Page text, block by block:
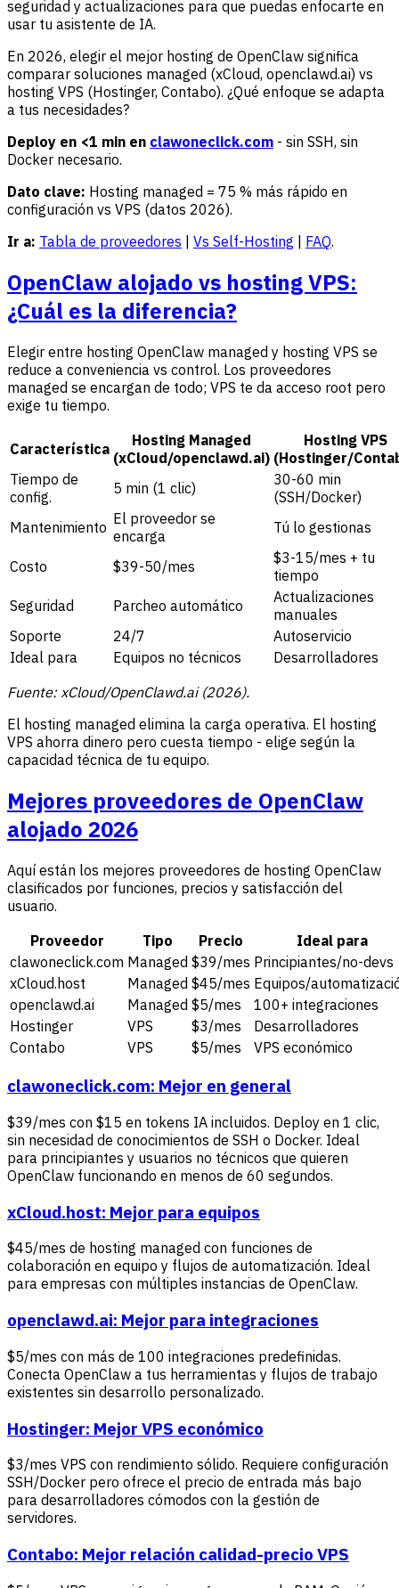
seguridad y actualizaciones para que puedas enfocarte en
usar tu asistente de IA.
En 2026, elegir el mejor hosting de OpenClaw significa
comparar soluciones managed (xCloud, openclawd.ai) vs
hosting VPS (Hostinger, Contabo). ¿Qué enfoque se adapta
a tus necesidades?
Deploy en <1 min en clawoneclick.com - sin SSH, sin
Docker necesario.
Dato clave: Hosting managed = 75 % más rápido en
configuración vs VPS (datos 2026).
Ir a: Tabla de proveedores | Vs Self-Hosting | FAQ.
OpenClaw alojado vs hosting VPS:
¿Cuál es la diferencia?
Elegir entre hosting OpenClaw managed y hosting VPS se
reduce a conveniencia vs control. Los proveedores
managed se encargan de todo; VPS te da acceso root pero
exige tu tiempo.
Característica
Hosting Managed
(xCloud/openclawd.ai)
Hosting VPS
(Hostinger/
Tiempo de
config.
5 min (1 clic)
30-60 min
(SSH/Docker)
Mantenimiento El proveedor se
encarga
Tú lo gestionas
Costo $39-50/mes
$3-15/mes + tu
tiempo
Seguridad
Parcheo automático
Actualizaciones
manuales
Soporte
24/7
Autoservicio
Ideal para
Equipos no técnicos
Desarrolladores
Fuente: xCloud/OpenClawd.ai (2026).
El hosting managed elimina la carga operativa. El hosting
VPS ahorra dinero pero cuesta tiempo - elige según la
capacidad técnica de tu equipo.
Mejores proveedores de OpenClaw
alojado 2026
Aquí están los mejores proveedores de hosting OpenClaw
clasificados por funciones, precios y satisfacción del
usuario.
Proveedor
Tipo Precio
Ideal para
clawoneclick.com Managed $39/mes Principiantes/no-devs
xCloud.host
Managed $45/mes Equipos/
openclawd.ai
Managed $5/mes
100+ integraciones
Hostinger
VPS $3/mes
Desarrolladores
Contabo
VPS $5/mes VPS económico
clawoneclick.com: Mejor en general
$39/mes con $15 en tokens IA incluidos. Deploy en 1 clic,
sin necesidad de conocimientos de SSH o Docker. Ideal
para principiantes y usuarios no técnicos que quieren
OpenClaw funcionando en menos de 60 segundos.
xCloud.host: Mejor para equipos
$45/mes de hosting managed con funciones de
colaboración en equipo y flujos de automatización. Ideal
para empresas con múltiples instancias de OpenClaw.
openclawd.ai: Mejor para integraciones
$5/mes con más de 100 integraciones predefinidas.
Conecta OpenClaw a tus herramientas y flujos de trabajo
existentes sin desarrollo personalizado.
Hostinger: Mejor VPS económico
$3/mes VPS con rendimiento sólido. Requiere configuración
SSH/Docker pero ofrece el precio de entrada más bajo
para desarrolladores cómodos con la gestión de
servidores.
Contabo: Mejor relación calidad-precio VPS